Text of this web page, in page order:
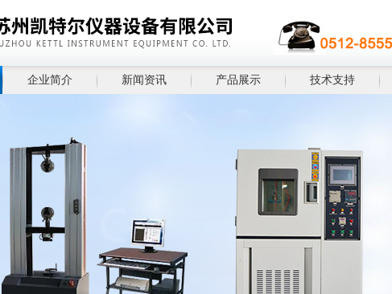
企业简介 新闻资讯 产品展示 技术支持